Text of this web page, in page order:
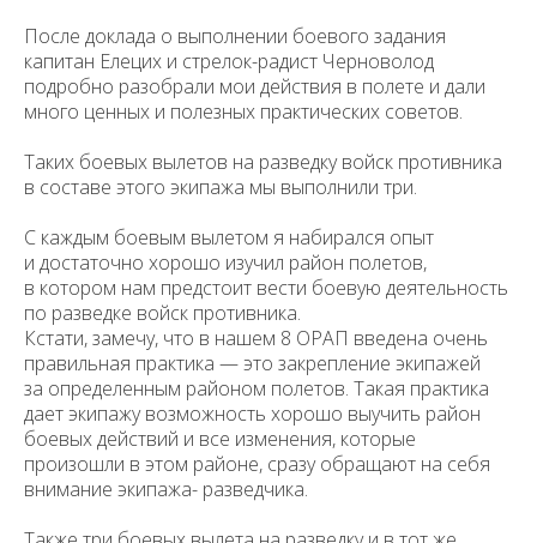
После доклада о выполнении боевого задания
капитан Елецих и стрелок-радист Черноволод
подробно разобрали мои действия в полете и дали
много ценных и полезных практических советов.
Таких боевых вылетов на разведку войск противника
в составе этого экипажа мы выполнили три.
С каждым боевым вылетом я набирался опыт
и достаточно хорошо изучил район полетов,
в котором нам предстоит вести боевую деятель­ность
по разведке войск противника.
Кстати, замечу, что в нашем 8 ОРАП введена очень
правильная прак­тика — это закрепление экипажей
за определенным районом полетов. Такая практика
дает экипажу возможность хорошо выучить район
боевых дейст­вий и все изменения, которые
произошли в этом районе, сразу обращают на себя
внимание экипажа- разведчика.